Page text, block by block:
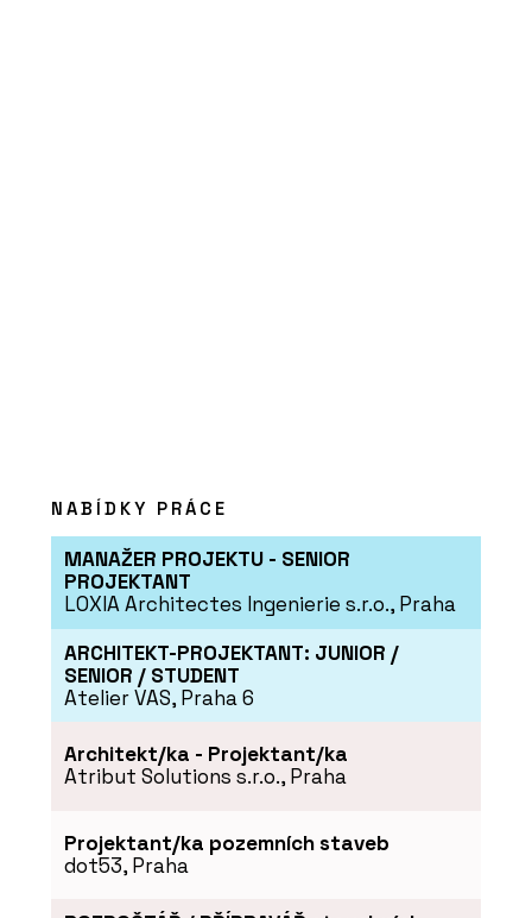
ČLÁNKY
Budova Rozhlasu a
televize Slovenska je
energeticky efektivní.
novou fasádu a
zateplovací systém
NABÍDKY PRÁCE
MANAŽER PROJEKTU - SENIOR
PROJEKTANT
LOXIA Architectes Ingenierie s.r.o., Praha
ARCHITEKT-PROJEKTANT: JUNIOR /
SENIOR / STUDENT
Atelier VAS, Praha 6
Architekt/ka - Projektant/ka
Atribut Solutions s.r.o., Praha
Projektant/ka pozemních staveb
dot53, Praha